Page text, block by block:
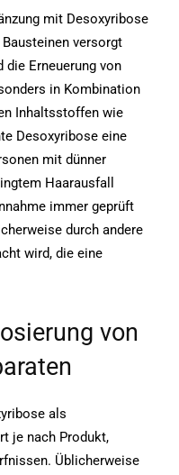
mit Desoxyribose
versorgt
die Erneuerung von
in Kombination
Inhaltsstoffen wie
Desoxyribose eine
mit dünner
Haarausfall
immer geprüft
durch andere
wird, die eine
von
als
je nach Produkt,
Üblicherweise